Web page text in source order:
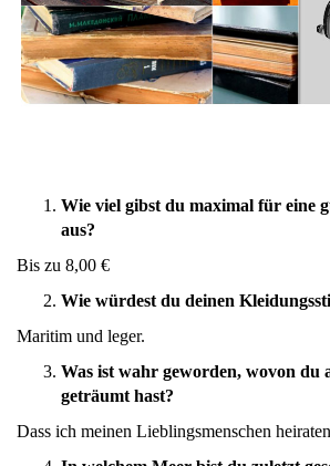
Wie viel gibst du maximal für eine
aus?
Bis zu 8,00 €
Wie würdest du deinen
Maritim und leger.
Was ist wahr geworden, wovon du
geträumt hast?
Dass ich meinen Lieblingsmenschen